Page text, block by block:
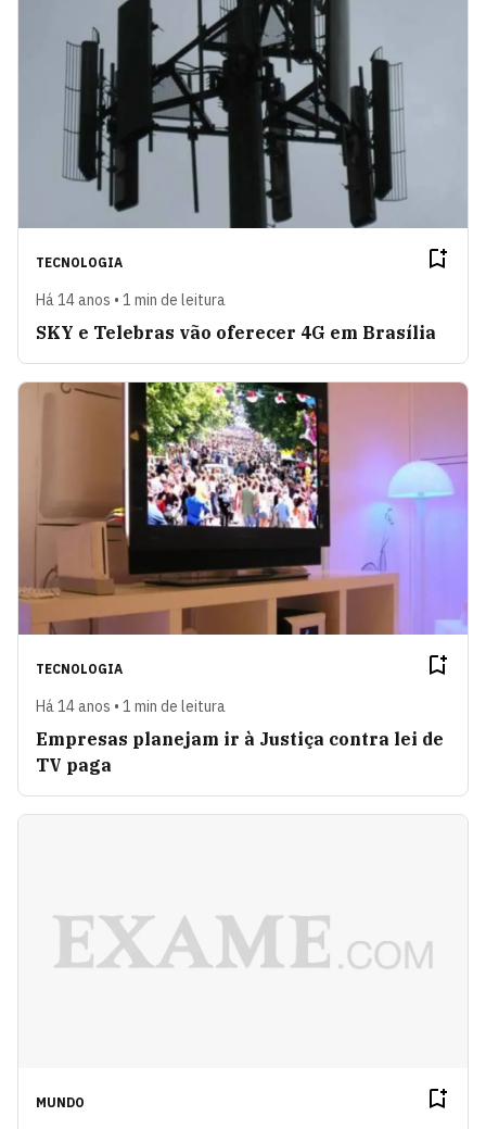
TECNOLOGIA
Há 14 anos • 1 min de leitura
SKY e Telebras vão oferecer 4G em Brasília
TECNOLOGIA
Há 14 anos • 1 min de leitura
Empresas planejam ir à Justiça contra lei de
TV paga
MUNDO